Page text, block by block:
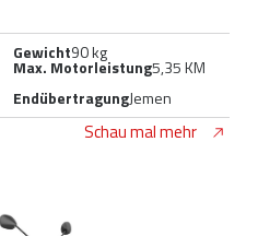
Gewicht90 kg
Max. Motorleistung5,35 KM
EndübertragungJemen
Schau mal mehr